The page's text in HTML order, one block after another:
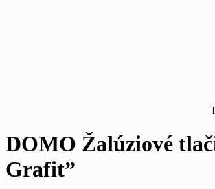
DOMO Žalúziové
Grafit”